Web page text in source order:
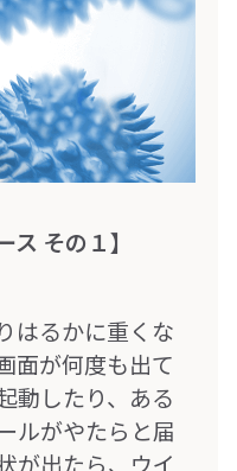
ス その１】
はるかに重くな
面が何度も出て
動したり、ある
ルがやたらと届
が出たら、ウイ